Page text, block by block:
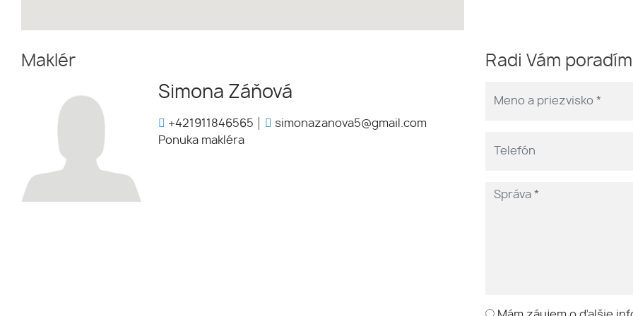
Maklér
Simona Záňová
+421911846565
simonazanova5@gmail.com
Ponuka makléra
Radi Vám